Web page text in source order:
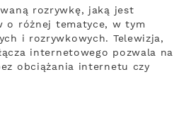
rozrywkę, jaką jest
o różnej tematyce, w tym
i rozrywkowych. Telewizja,
internetowego pozwala na
obciążania internetu czy